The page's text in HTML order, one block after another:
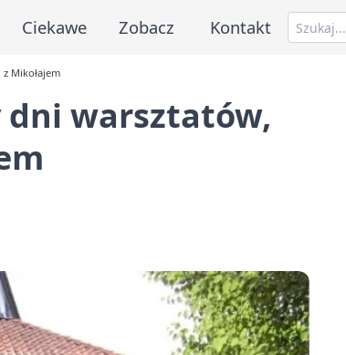
Ciekawe Zobacz Kontakt
Mikołajem
dni warsztatów,